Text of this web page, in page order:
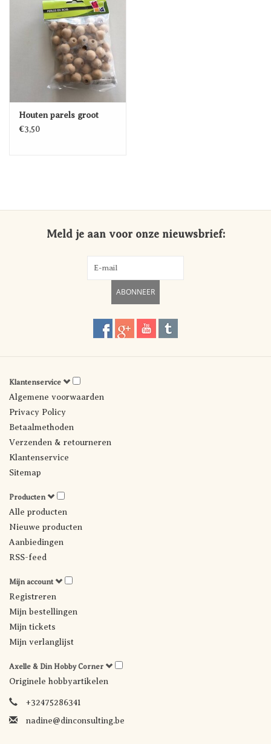
Houten parels groot
€3,50
Meld je aan voor onze nieuwsbrief:
ABONNEER
Klantenservice
Algemene voorwaarden
Privacy Policy
Betaalmethoden
Verzenden & retourneren
Klantenservice
Sitemap
Producten
Alle producten
Nieuwe producten
Aanbiedingen
RSS-feed
Mijn account
Registreren
Mijn bestellingen
Mijn tickets
Mijn verlanglijst
Axelle & Din Hobby Corner
Originele hobbyartikelen
+32475286341
nadine@dinconsulting.be